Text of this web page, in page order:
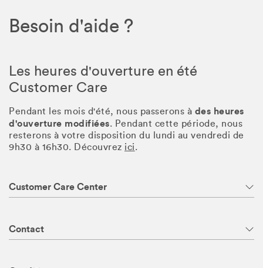
Besoin d'aide ?
Les heures d'ouverture en été
Customer Care
Pendant les mois d'été, nous passerons à des heures
d'ouverture modifiées. Pendant cette période, nous
resterons à votre disposition du lundi au vendredi de
9h30 à 16h30. Découvrez ici.
Customer Care Center
Contact